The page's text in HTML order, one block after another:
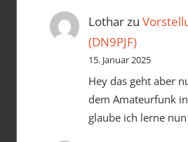
Lotharzu
(DN9PJF)
15. Januar 2025
Hey das geht aber
dem Amateurfunk
glaube ich lerne